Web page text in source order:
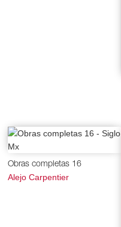
Obras completas 16
Alejo Carpentier